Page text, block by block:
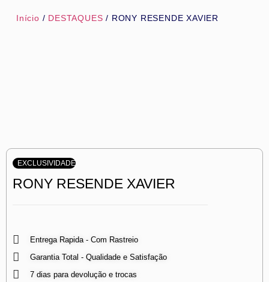
Início / DESTAQUES / RONY RESENDE XAVIER
EXCLUSIVIDADE
RONY RESENDE XAVIER
Entrega Rapida - Com Rastreio
Garantia Total - Qualidade e Satisfação
7 dias para devolução e trocas